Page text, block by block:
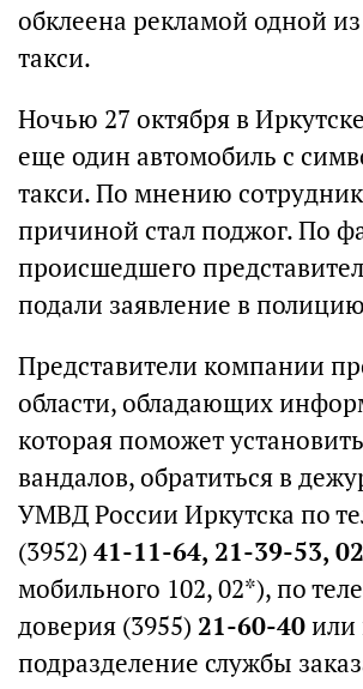
обклеена рекламой одной из
такси.
Ночью 27 октября в
еще один автомобиль c
такси. По мнению
причиной стал поджог. По
происшедшего
подали заявление в
Представители компании
области, обладающих
которая поможет
вандалов, обратиться в
УМВД России Иркутска по
(3952) 41-11-64, 21-39-53, 02
мобильного 102, 02*), по
доверия (3955) 21-60-40или
подразделение службы